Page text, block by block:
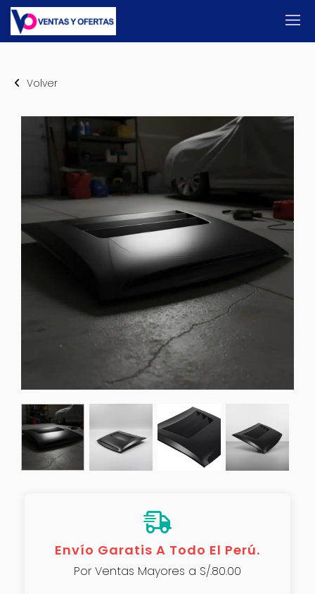
Volver
Envío Garatis A Todo El Perú.
Por Ventas Mayores a S/.80.00